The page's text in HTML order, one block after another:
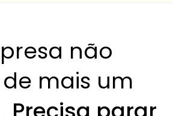
não
mais um